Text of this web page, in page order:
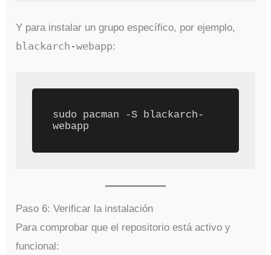
Y para instalar un grupo específico, por ejemplo,
blackarch-webapp:
sudo pacman -S blackarch-
Paso 6: Verificar la instalación
Para comprobar que el repositorio está activo y
funcional: